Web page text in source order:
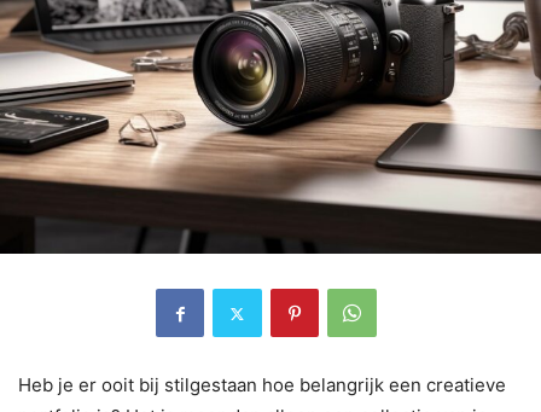
Heb je er ooit bij stilgestaan hoe belangrijk een creatieve